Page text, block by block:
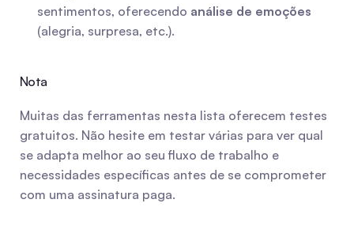
sentimentos, oferecendo análise de emoções
(alegria, surpresa, etc.).
Nota
Muitas das ferramentas nesta lista oferecem testes
gratuitos. Não hesite em testar várias para ver qual
se adapta melhor ao seu fluxo de trabalho e
necessidades específicas antes de se comprometer
com uma assinatura paga.